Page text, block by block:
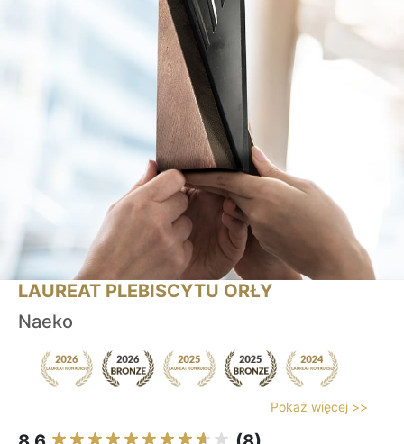
LAUREAT PLEBISCYTU ORŁY
Naeko
Pokaż więcej >>